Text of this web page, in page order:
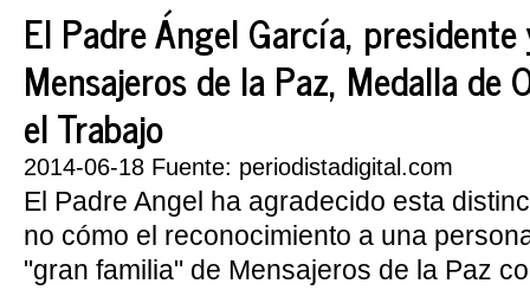
El Padre Ángel García,
Mensajeros de la Paz, Medalla de
el Trabajo
2014-06-18 Fuente: periodistadigital.com
El Padre Angel ha agradecido esta
no cómo el reconocimiento a una
"gran familia" de Mensajeros de la Paz